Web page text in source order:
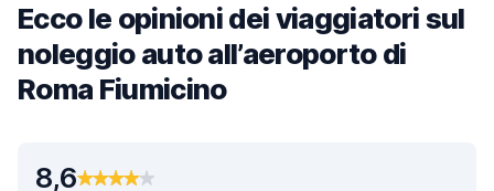
Ecco le opinioni dei viaggiatori sul
noleggio auto all’aeroporto di
Roma Fiumicino
8,6